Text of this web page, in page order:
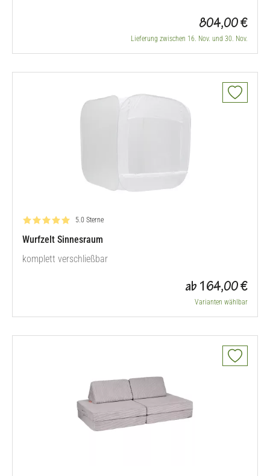
804,00 €
Lieferung zwischen 16. Nov. und 30. Nov.
Bewertung: 5.0 von 5
5.0 Sterne
Wurfzelt Sinnesraum
komplett verschließbar
ab 164,00 €
Varianten wählbar